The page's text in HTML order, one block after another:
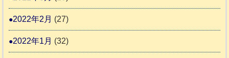
2022年2月 (27)
2022年1月 (32)